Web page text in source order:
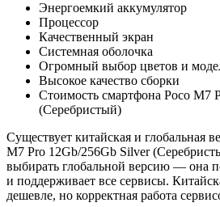
Энергоемкий аккумулятор
Процессор
Качественный экран
Системная оболочка
Огромный выбор цветов и
Высокое качество сборки
Стоимость смартфона Poco M7
(Серебристый)
Существует китайская и глобальная
M7 Pro 12Gb/256Gb Silver
выбирать глобальной версию — она
и поддерживает все сервисы.
дешевле, но корректная работа